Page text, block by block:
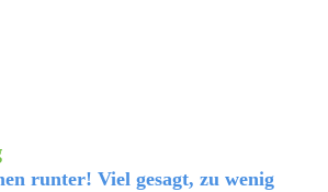
runter! Viel gesagt, zu wenig